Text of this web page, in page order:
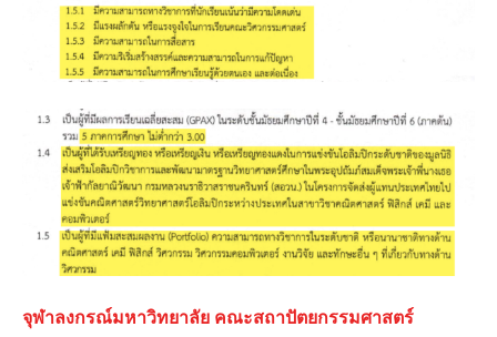
จุฬาลงกรณ์มหาวิทยาลัย คณะสถาปัตยกรรมศาสตร์